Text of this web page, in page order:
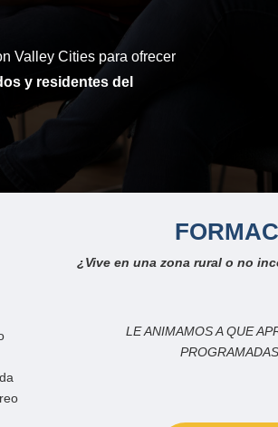
Valley Cities para ofrecer
y residentes del
¿Vive en una zona rural o no
LE ANIMAMOS A QUE